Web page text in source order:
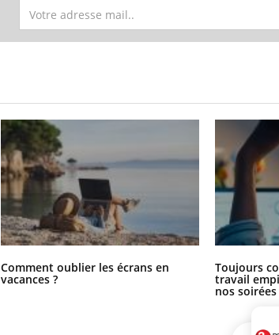
Comment oublier les écrans en
vacances ?
Toujours
travail
nos soirées